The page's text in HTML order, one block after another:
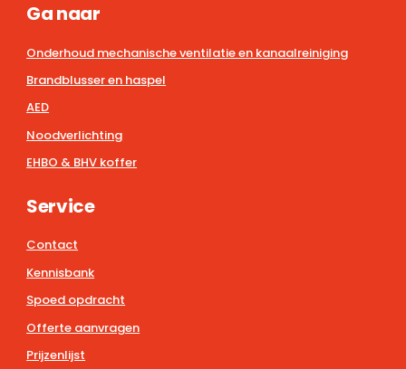
Ga naar
Onderhoud mechanische ventilatie en kanaalreiniging
Brandblusser en haspel
AED
Noodverlichting
EHBO & BHV koffer
Service
Contact
Kennisbank
Spoed opdracht
Offerte aanvragen
Prijzenlijst